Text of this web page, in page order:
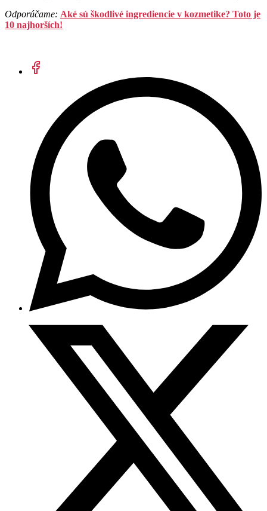
Odporúčame: Aké sú škodlivé ingrediencie v kozmetike? Toto je
10 najhorších!